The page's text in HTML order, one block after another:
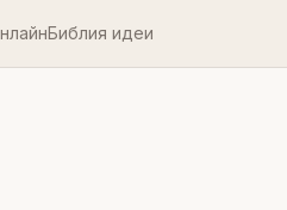
Библия идеи